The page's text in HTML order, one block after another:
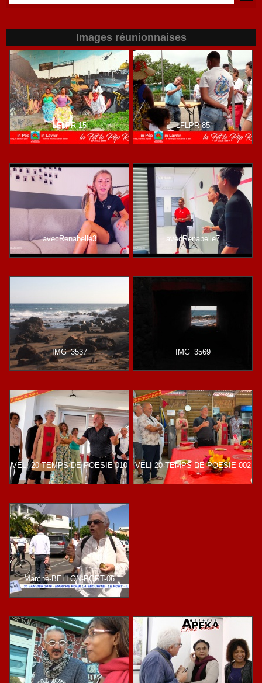
Images réunionnaises
LFLPR-15 LFLPR-85
avecRenabelle3 avecRenabelle7
IMG_3537 IMG_3569
VELI-20-TEMPS-DE-POESIE-010 VELI-20-TEMPS-DE-POESIE-002
Marche-BELLON-PORT-06